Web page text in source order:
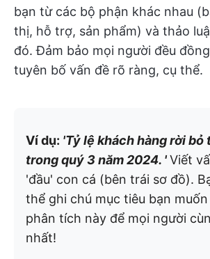
bạn từ các bộ phận khác nhau
thị, hỗ trợ, sản phẩm) và thảo
đó. Đảm bảo mọi người đều
tuyên bố vấn đề rõ ràng, cụ thể.
Ví dụ: 'Tỷ lệ khách hàng rời bỏ
trong quý 3 năm 2024. 'Viết
'đầu' con cá (bên trái sơ đồ).
thể ghi chú mục tiêu bạn
phân tích này để mọi người
nhất!